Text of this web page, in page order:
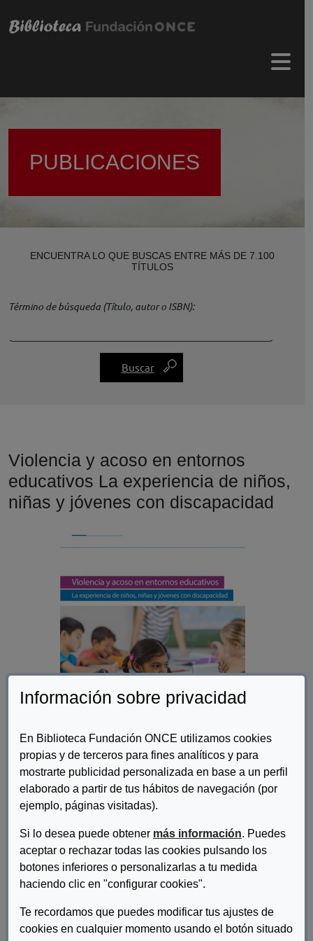
Información sobre privacidad
En Biblioteca Fundación ONCE utilizamos cookies
propias y de terceros para fines analíticos y para
mostrarte publicidad personalizada en base a un perfil
elaborado a partir de tus hábitos de navegación (por
ejemplo, páginas visitadas).
Si lo desea puede obtener más información. Puedes
aceptar o rechazar todas las cookies pulsando los
botones inferiores o personalizarlas a tu medida
haciendo clic en "configurar cookies".
Te recordamos que puedes modificar tus ajustes de
cookies en cualquier momento usando el botón situado
PUBLICACIONES
ENCUENTRA LO QUE BUSCAS ENTRE MÁS DE 7.100
TÍTULOS
Término de búsqueda (Título, autor o ISBN)
Violencia y acoso en entornos
educativos La experiencia de niños,
niñas y jóvenes con discapacidad
Autor/es:Unesco
Descripcion:
Esta publicación va dirigida principalmente a los responsables de
la formulación y la planificación de políticas educativas y a los
equipos de administración y dirección de los centros escolares,
Esperamos que también resulte de utilidad para otras personas
interesadas en prevenir y abordar la violencia y el acoso que